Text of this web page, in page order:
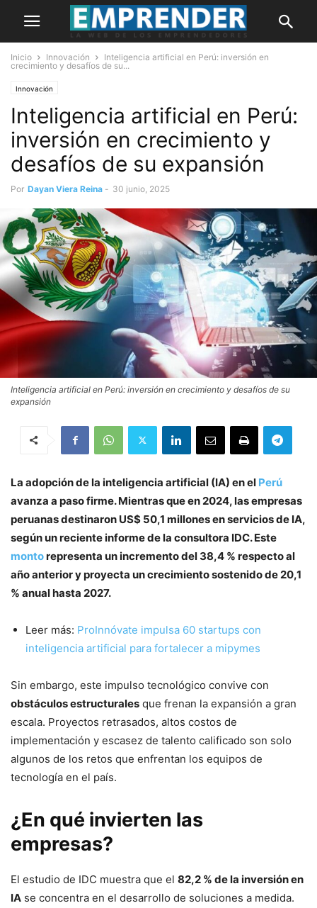
Inicio Innovación
Inteligencia artificial en Perú: inversión en
crecimiento y desafíos de su...
Innovación
Inteligencia artificial en Perú:
inversión en crecimiento y
desafíos de su expansión
Por Dayan Viera Reina - 30 junio, 2025
Inteligencia artificial en Perú: inversión en crecimiento y desafíos de su
expansión
La adopción de la inteligencia artificial (IA) en el Perú
avanza a paso firme. Mientras que en 2024, las empresas
peruanas destinaron US$ 50,1 millones en servicios de IA,
según un reciente informe de la consultora IDC. Este
montorepresenta un incremento del 38,4 % respecto al
año anterior y proyecta un crecimiento sostenido de 20,1
% anual hasta 2027.
Leer más: ProInnóvate impulsa 60 startups con
inteligencia artificial para fortalecer a mipymes
Sin embargo, este impulso tecnológico convive con
obstáculos estructurales que frenan la expansión a gran
escala. Proyectos retrasados, altos costos de
implementación y escasez de talento calificado son solo
algunos de los retos que enfrentan los equipos de
tecnología en el país.
¿En qué invierten las
empresas?
El estudio de IDC muestra que el 82,2 % de la inversión en
IA se concentra en el desarrollo de soluciones a medida.